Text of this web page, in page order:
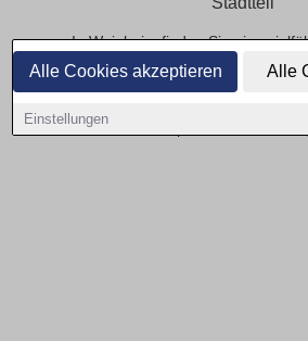
Alle Cookies akzeptieren Alle
Einstellungen
In Weinheim finden Sie eine
Mietwohnungen – von kompakten
geräumigen Familienwohnungen. Alle
schnell die passende